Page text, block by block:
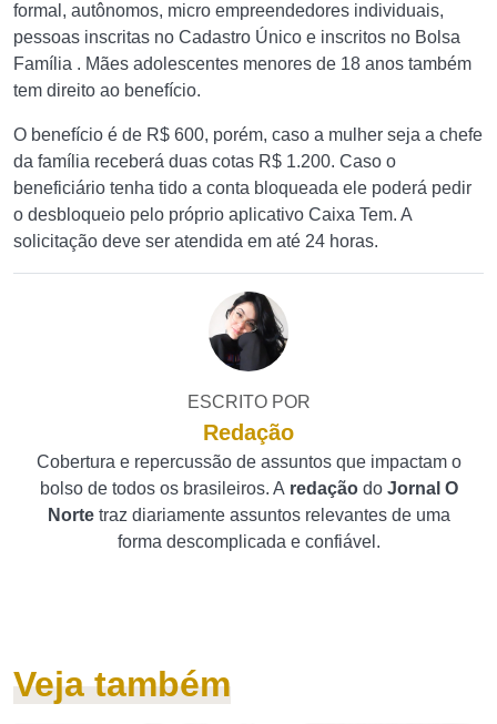
formal, autônomos, micro empreendedores individuais,
pessoas inscritas no Cadastro Único e inscritos no Bolsa
Família . Mães adolescentes menores de 18 anos também
tem direito ao benefício.
O benefício é de R$ 600, porém, caso a mulher seja a chefe
da família receberá duas cotas R$ 1.200. Caso o
beneficiário tenha tido a conta bloqueada ele poderá pedir
o desbloqueio pelo próprio aplicativo Caixa Tem. A
solicitação deve ser atendida em até 24 horas.
ESCRITO POR
Redação
Cobertura e repercussão de assuntos que impactam o
bolso de todos os brasileiros. A redação do Jornal O
Norte traz diariamente assuntos relevantes de uma
forma descomplicada e confiável.
Veja também